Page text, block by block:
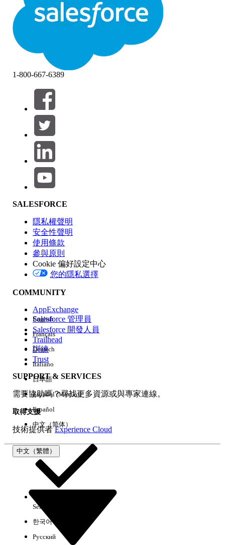
結束
篩選條件： (0)
選取篩選
產品區域
功能影響
版本
經驗
1-800-667-6389
SALESFORCE
隱私權聲明
安全性聲明
使用條款
參與原則
Cookie 偏好設定中心
您的隱私選擇
COMMUNITY
AppExchange
Salesforce 管理員
Salesforce 開發人員
Trailhead
訓練
Trust
SUPPORT & SERVICES
需要協助嗎？尋找更多資源或與專家連線。
取得支援
技術提供者Experience Cloud
中文（繁體）
English
Français
Deutsch
Italiano
日本語
Español (México)
Español
中文（简体）
Select Org
한국어
Русский